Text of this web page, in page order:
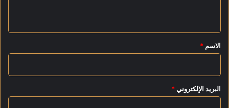
*
الاسم *
البريد الإلكتروني *